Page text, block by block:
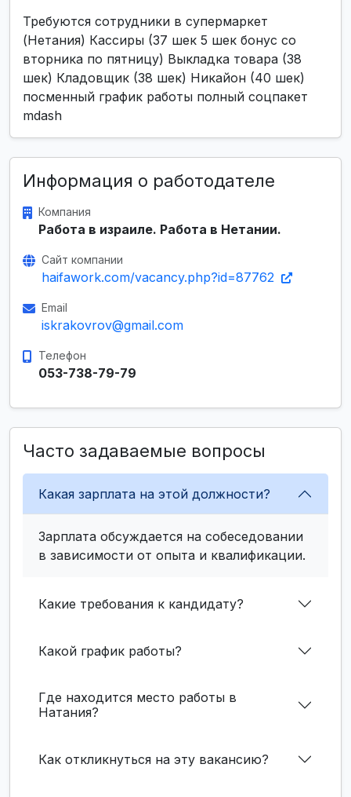
Требуются сотрудники в супермаркет
(Нетания) Кассиры (37 шек 5 шек бонус со
вторника по пятницу) Выкладка товара (38
шек) Кладовщик (38 шек) Никайон (40 шек)
посменный график работы полный соцпакет
mdash
Информация о работодателе
Компания
Работа в израиле. Работа в Нетании.
Сайт компании
haifawork.com/vacancy.php?id=87762
Email
iskrakovrov@gmail.com
Телефон
053-738-79-79
Часто задаваемые вопросы
Какая зарплата на этой должности?
Зарплата обсуждается на собеседовании
в зависимости от опыта и квалификации.
Какие требования к кандидату?
Какой график работы?
Где находится место работы в
Натания?
Как откликнуться на эту вакансию?